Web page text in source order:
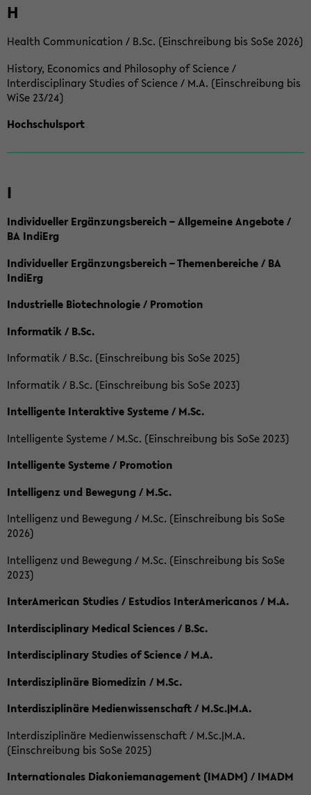
H
Health Communication / B.Sc. (Einschreibung bis SoSe 2026)
History, Economics and Philosophy of Science /
Interdisciplinary Studies of Science / M.A. (Einschreibung bis
WiSe 23/24)
Hochschulsport
I
Individueller Ergänzungsbereich – Allgemeine Angebote /
BA IndiErg
Individueller Ergänzungsbereich – Themenbereiche / BA
IndiErg
Industrielle Biotechnologie / Promotion
Informatik / B.Sc.
Informatik / B.Sc. (Einschreibung bis SoSe 2025)
Informatik / B.Sc. (Einschreibung bis SoSe 2023)
Intelligente Interaktive Systeme / M.Sc.
Intelligente Systeme / M.Sc. (Einschreibung bis SoSe 2023)
Intelligente Systeme / Promotion
Intelligenz und Bewegung / M.Sc.
Intelligenz und Bewegung / M.Sc. (Einschreibung bis SoSe
2026)
Intelligenz und Bewegung / M.Sc. (Einschreibung bis SoSe
2023)
InterAmerican Studies / Estudios InterAmericanos / M.A.
Interdisciplinary Medical Sciences / B.Sc.
Interdisciplinary Studies of Science / M.A.
Interdisziplinäre Biomedizin / M.Sc.
Interdisziplinäre Medienwissenschaft / M.Sc.|M.A.
Interdisziplinäre Medienwissenschaft / M.Sc.|M.A.
(Einschreibung bis SoSe 2025)
Internationales Diakoniemanagement (IMADM) / IMADM